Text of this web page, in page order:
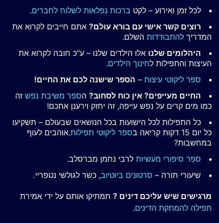
לכל זמן ואירוע – לקט ברכות נפלאות לשלוח לחברים.
רוצים קשר אישי עם בורא עולם? אתם חייבים לקרוא את
המדריך להתבודדות השלם.
היהלומים שלנו אלו הילדים שלנו – ע"כ חובה לקרוא את
העיצות והתפילות לחינוך הילדים.
ספר ליקוטי עיצות – הספר שישנה לכם את החיים!
החיים מעייפים? אין כוח לסחוב? הספר משיבת נפש זה
כמו מים קרים על נפש עייפה, זה יחזק וירענן אתכם!
כל התפילות לכל הישועות בכל הנושאים שבעולם – תשקיעו
כל יום 15 דקות קריאה ב
ספר ליקוטי תפילות.אוהבים לעוף
במחשבות?
ספר סיפורי מעשיות לרבי נחמן מברסלב.
שיעורי תורה – סרטונים ביוטיוב, כשר לגולשי נטפריי.
מרגישים שיש עליכם דינים ? תמתיקו אותם על ידי אמירת
תפילה להמתקת הדינים.